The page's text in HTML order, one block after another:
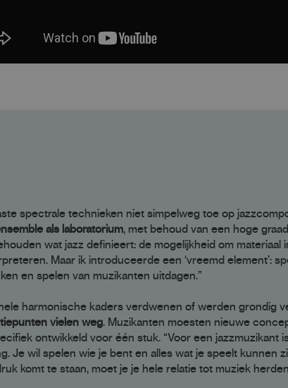
spectrale technieken niet simpelweg toe op
als laboratorium, met behoud van een hoge
wat jazz definieert: de mogelijkheid om materiaal
Maar ik introduceerde een ‘vreemd element’:
en spelen van muzikanten uitdagen.”
harmonische kaders verdwenen of werden grondig
vielen weg. Muzikanten moesten nieuwe
ontwikkeld voor één stuk. “Voor een jazzmuzikant
Je wil spelen wie je bent en alles wat je speelt kunnen
komt te staan, moet je je hele relatie tot muziek